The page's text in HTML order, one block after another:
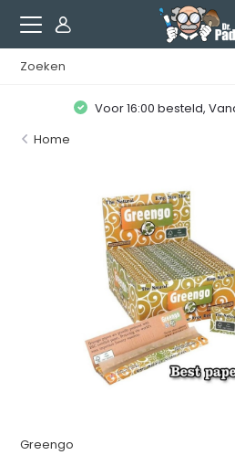
Voor 16:00 besteld,
Home
Greengo